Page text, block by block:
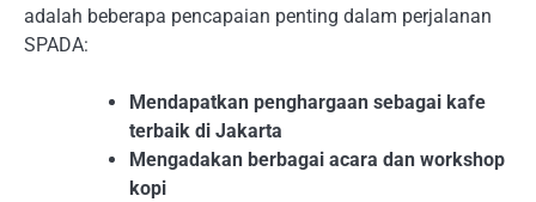
adalah beberapa pencapaian penting dalam perjalanan
SPADA:
Mendapatkan penghargaan sebagai kafe
terbaik di Jakarta
Mengadakan berbagai acara dan workshop
kopi